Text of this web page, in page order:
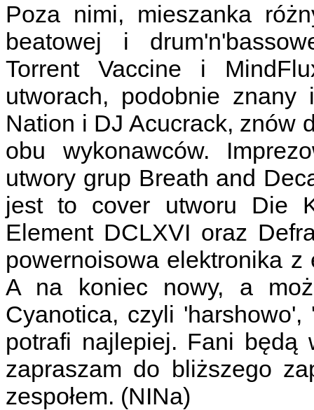
Poza nimi, mieszanka
beatowej i
Torrent Vaccine i
utworach, podobnie
Nation i DJ Acucrack, znów
obu wykonawców.
utwory grup Breath and
jest to cover utworu Die
Element DCLXVI oraz
powernoisowa elektronika
A na koniec nowy, a
Cyanotica, czyli
potrafi najlepiej. Fani będą
zapraszam do bliższego
zespołem. (NINa)